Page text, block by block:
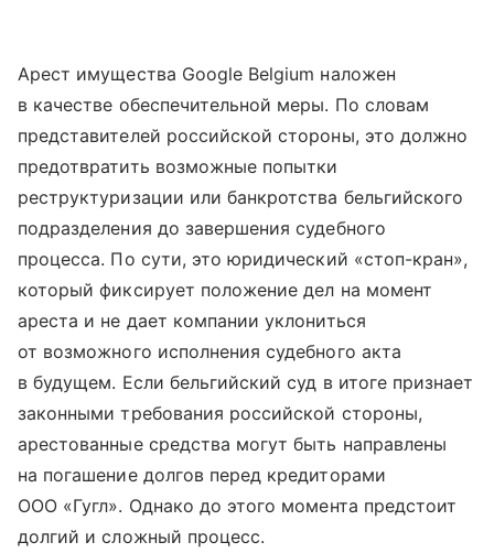
Арест имущества Google Belgium наложен
в качестве обеспечительной меры. По словам
представителей российской стороны, это должно
предотвратить возможные попытки
реструктуризации или банкротства бельгийского
подразделения до завершения судебного
процесса. По сути, это юридический «стоп-кран»,
который фиксирует положение дел на момент
ареста и не дает компании уклониться
от возможного исполнения судебного акта
в будущем. Если бельгийский суд в итоге признает
законными требования российской стороны,
арестованные средства могут быть направлены
на погашение долгов перед кредиторами
ООО «Гугл». Однако до этого момента предстоит
долгий и сложный процесс.